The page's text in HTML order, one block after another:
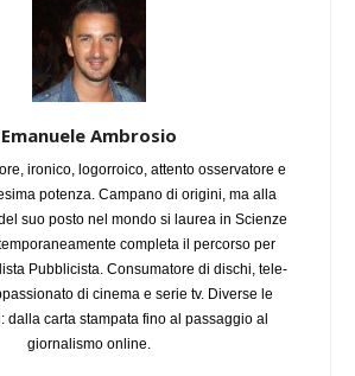
Emanuele Ambrosio
ironico, logorroico, attento osservatore e
potenza. Campano di origini, ma alla
suo posto nel mondo si laurea in Scienze
completa il percorso per
Pubblicista. Consumatore di dischi, tele-
di cinema e serie tv. Diverse le
dalla carta stampata fino al passaggio al
giornalismo online.